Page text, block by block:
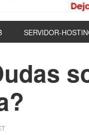
SERVIDOR-